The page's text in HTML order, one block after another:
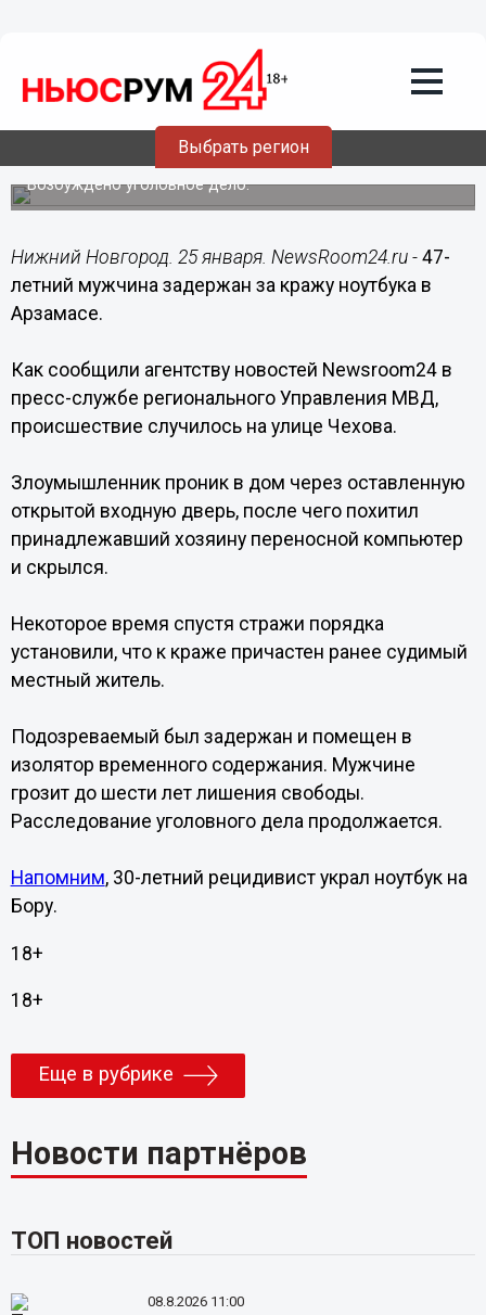
Выбрать регион
25.01.201808:49
47-летний мужчина задержан за кражу
ноутбука в Арзамасе
Возбуждено уголовное дело.
Нижний Новгород. 25 января. NewsRoom24.ru - 47-
летний мужчина задержан за кражу ноутбука в
Арзамасе.
Как сообщили агентству новостей Newsroom24 в
пресс-службе регионального Управления МВД,
происшествие случилось на улице Чехова.
Злоумышленник проник в дом через оставленную
открытой входную дверь, после чего похитил
принадлежавший хозяину переносной компьютер
и скрылся.
Некоторое время спустя стражи порядка
установили, что к краже причастен ранее судимый
местный житель.
Подозреваемый был задержан и помещен в
изолятор временного содержания. Мужчине
грозит до шести лет лишения свободы.
Расследование уголовного дела продолжается.
Напомним, 30-летний рецидивист украл ноутбук на
Бору.
18+
18+
Еще в рубрике
Новости партнёров
ТОП новостей
08.8.2026 11:00